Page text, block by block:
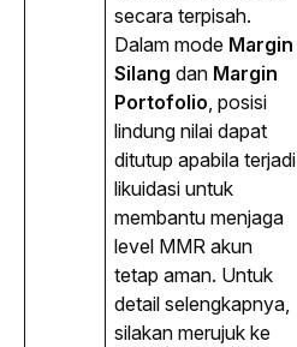
secara terpisah.
Dalam mode Margin
Silang dan Margin
Portofolio , posisi
lindung nilai dapat
ditutup apabila terjadi
likuidasi untuk
membantu menjaga
level MMR akun
tetap aman. Untuk
detail selengkapnya,
silakan merujuk ke